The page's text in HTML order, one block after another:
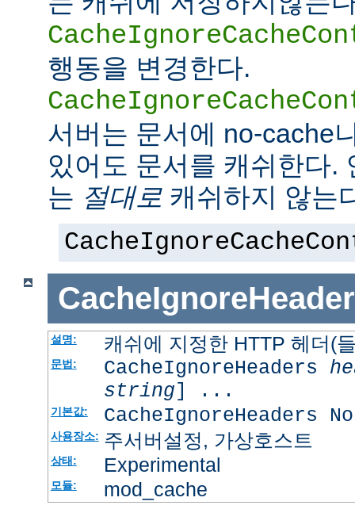
행동을 변경한다.
서버는 문서에 no-cache
있어도 문서를 캐쉬한다.
는 절대로 캐쉬하지 않는
설명: 캐쉬에 지정한 HTTP 헤더(
문법: CacheIgnoreHeaders
string] ...
기본값: CacheIgnoreHeaders
사용장소: 주서버설정, 가상호스트
상태: Experimental
모듈: mod_cache